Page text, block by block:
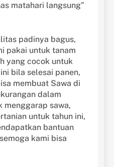
matahari langsung”
padinya bagus,
pakai untuk tanam
yang cocok untuk
bila selesai panen,
membuat Sawa di
dalam
menggarap sawa,
untuk tahun ini,
bantuan
kami bisa